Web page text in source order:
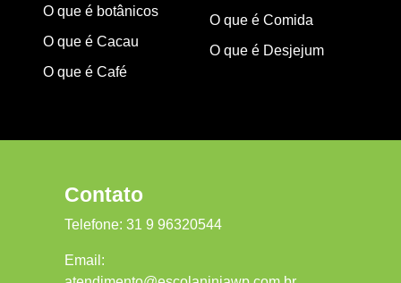
O que é botânicos
O que é Cacau
O que é Café
O que é Comida
O que é Desjejum
Contato
Telefone: 31 9 96320544
Email: